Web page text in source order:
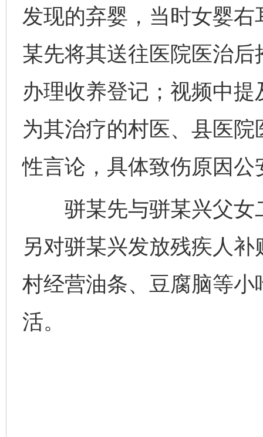
发现的弃婴，当时女婴
某先将其送往医院医治
办理收养登记；视频中提
为其治疗的村医、县医
性言论，具体致伤原因
骈某先与骈某兴父女
另对骈某兴发放残疾人
村经营油条、豆腐脑等
活。